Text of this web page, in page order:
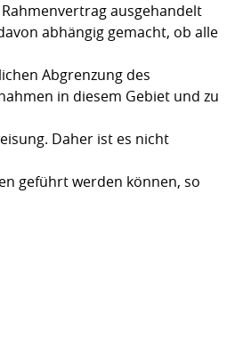
ausgehandelt
abhängig gemacht, ob alle
Abgrenzung des
in diesem Gebiet und zu
Daher ist es nicht
geführt werden können, so